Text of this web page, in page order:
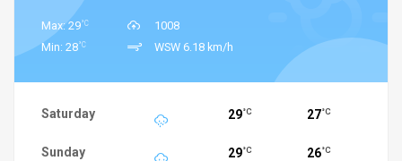
Max: 29°C
Min: 28°C
1008
WSW 6.18 km/h
Saturday 29°C 27°C
Sunday 29°C 26°C